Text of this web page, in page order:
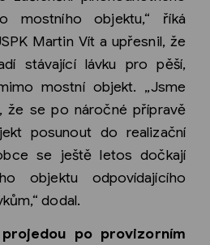
mostního objektu,“ říká
Martin Vít a upřesnil, že
stávající lávku pro pěší,
mostní objekt. „Jsme
že se po náročné přípravě
posunout do realizační
se ještě letos dočkají
objektu odpovídajícího
dodal.
po provizorním